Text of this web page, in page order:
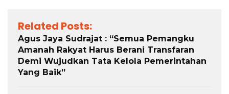
Related Posts:
Agus Jaya Sudrajat : “Semua Pemangku
Amanah Rakyat Harus Berani Transfaran
Demi Wujudkan Tata Kelola Pemerintahan
Yang Baik”